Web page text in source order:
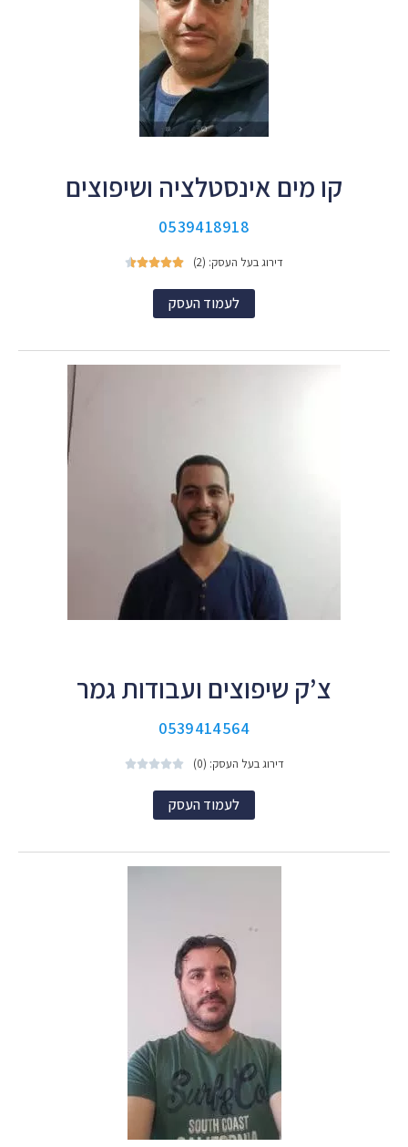
קו מים אינסטלציה ושיפוצים
0539418918
דירוג בעל העסק: (2) 




לעמוד העסק
צ’ק שיפוצים ועבודות גמר
0539414564
דירוג בעל העסק: (0) 




לעמוד העסק